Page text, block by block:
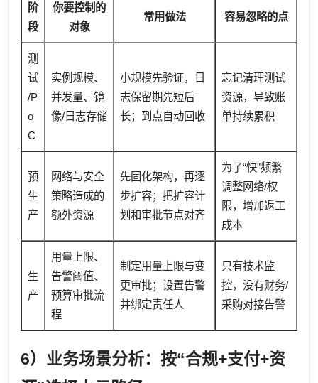
阶
段
你要控制的
对象
常用做法 容易忽略的点
测
试
/P
o
C
实例规模、
并发量、镜
像/日志存储
小规模先验证，日
志保留期先短后
长；到点自动回收
忘记清理测试
资源，导致账
单持续累积
预
生
产
网络与安全
策略造成的
额外资源
先固化架构，再逐
步扩容；把扩容计
划和审批节点对齐
为了“快”频繁
调整网络/权
限，增加返工
成本
生
产
用量上限、
告警阈值、
预算审批流
程
制定用量上限与变
更审批；设置告警
并绑定责任人
只有技术监
控，没有财务/
采购对接告警
6）业务场景分析：按“合规+支付+资